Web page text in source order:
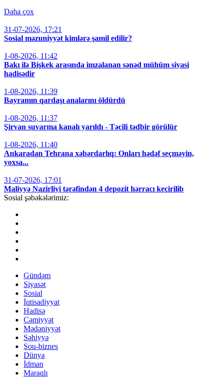
Daha çox
31-07-2026, 17:21
Sosial məzuniyyət kimlərə şamil edilir?
1-08-2026, 11:42
Bakı ilə Bişkek arasında imzalanan sənəd mühüm siyasi
hadisədir
1-08-2026, 11:39
Bayramın qardaşı analarını öldürdü
1-08-2026, 11:37
Şirvan suvarma kanalı yarıldı - Təcili tədbir görülür
1-08-2026, 11:40
Ankaradan Tehrana xəbərdarlıq: Onları hədəf seçməyin,
yoxsa...
31-07-2026, 17:01
Maliyyə Nazirliyi tərəfindən 4 depozit hərracı keçirilib
Sosial şəbəkələrimiz:
Gündəm
Siyasət
Sosial
İqtisadiyyat
Hadisə
Cəmiyyət
Mədəniyyət
Səhiyyə
Şou-biznes
Dünya
İdman
Maraqlı